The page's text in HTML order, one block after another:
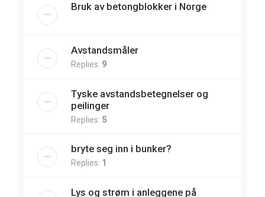
Bruk av betongblokker i Norge
Avstandsmåler
Replies: 9
Tyske avstandsbetegnelser og
peilinger
Replies: 5
bryte seg inn i bunker?
Replies: 1
Lys og strøm i anleggene på